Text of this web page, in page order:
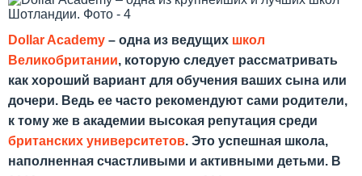
Dollar Academy – одна из ведущих школ
Великобритании, которую следует рассматривать
как хороший вариант для обучения ваших сына или
дочери. Ведь ее часто рекомендуют сами родители,
к тому же в академии высокая репутация среди
британских университетов. Это успешная школа,
наполненная счастливыми и активными детьми. В